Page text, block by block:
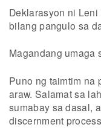
Deklarasyon ni
bilang pangulo sa
Magandang umaga
Puno ng taimtim na
araw. Salamat sa
sumabay sa dasal,
discernment